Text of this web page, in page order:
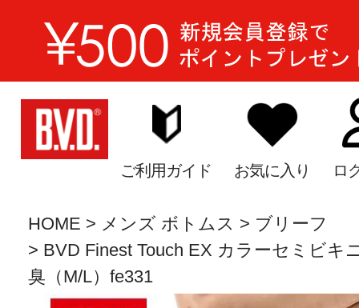
ご利用ガイド お気に入り ロ
HOME メンズ ボトムス
ブリーフ
BVD Finest Touch EX カラーセミビキ
臭（M/L）fe331